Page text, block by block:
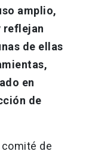
amplio,
reflejan
de ellas
en
de
de